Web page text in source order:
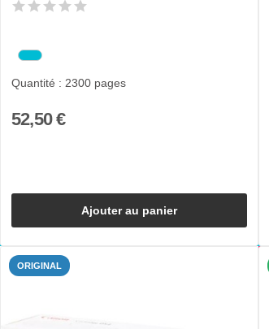
Quantité : 2300 pages
52,50 €
Ajouter au panier
ORIGINAL